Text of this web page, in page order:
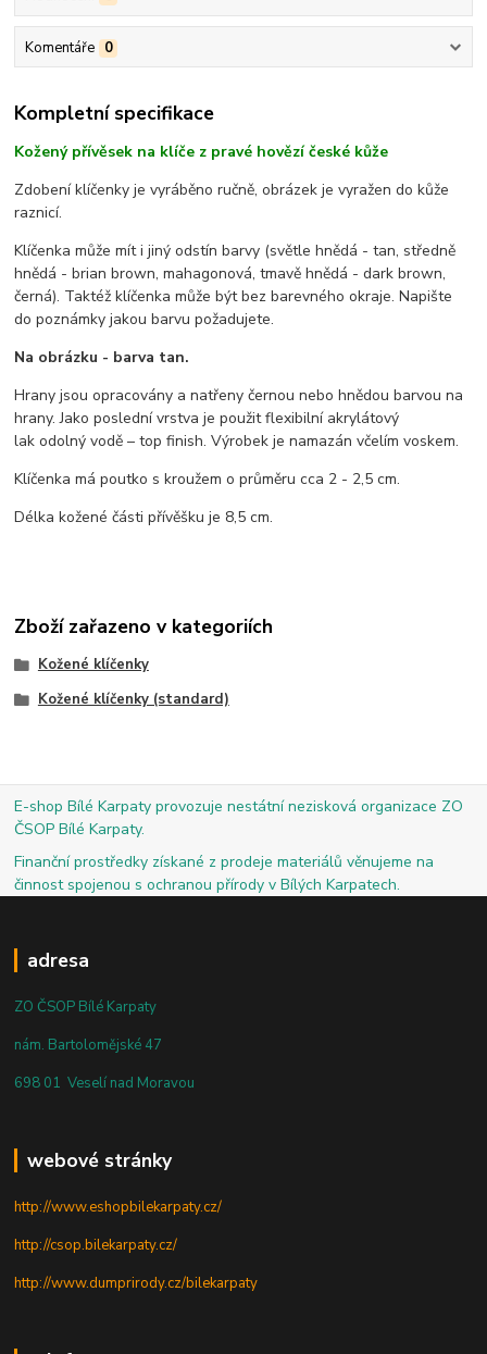
Komentáře 0
Kompletní specifikace
Kožený přívěsek na klíče z pravé hovězí české kůže
Zdobení klíčenky je vyráběno ručně, obrázek je vyražen do kůže
raznicí.
Klíčenka může mít i jiný odstín barvy (světle hnědá - tan, středně
hnědá - brian brown, mahagonová, tmavě hnědá - dark brown,
černá). Taktéž klíčenka může být bez barevného okraje. Napište
do poznámky jakou barvu požadujete.
Na obrázku - barva tan.
Hrany jsou opracovány a natřeny černou nebo hnědou barvou na
hrany. Jako poslední vrstva je použit flexibilní akrylátový
lak odolný vodě – top finish. Výrobek je namazán včelím voskem.
Klíčenka má poutko s kroužem o průměru cca 2 - 2,5 cm.
Délka kožené části přívěšku je 8,5 cm.
Zboží zařazeno v kategoriích
Kožené klíčenky
Kožené klíčenky (standard)
E-shop Bílé Karpaty provozuje nestátní nezisková organizace ZO
ČSOP Bílé Karpaty.
Finanční prostředky získané z prodeje materiálů věnujeme na
činnost spojenou s ochranou přírody v Bílých Karpatech.
adresa
ZO ČSOP Bílé Karpaty
nám. Bartolomějské 47
698 01 Veselí nad Moravou
webové stránky
http://www.eshopbilekarpaty.cz/
http://csop.bilekarpaty.cz/
http://www.dumprirody.cz/bilekarpaty